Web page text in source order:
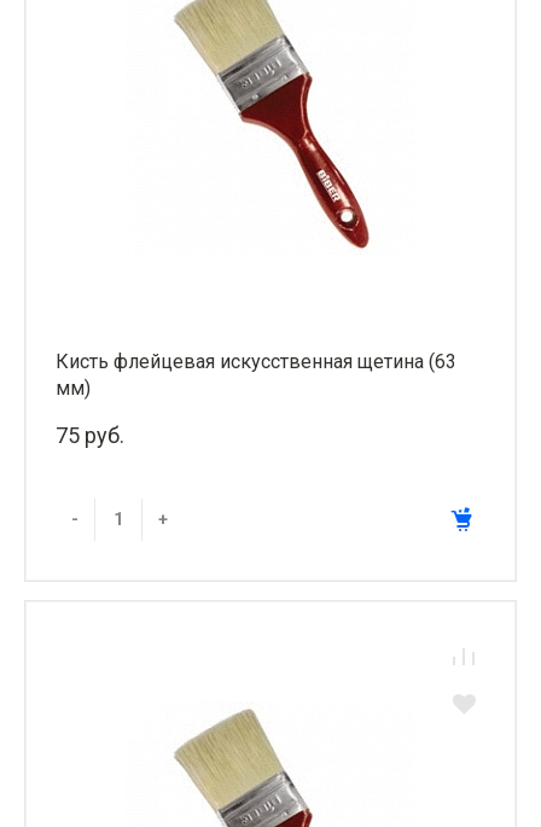
Кисть флейцевая искусственная щетина (63
мм)
75 руб.
- +